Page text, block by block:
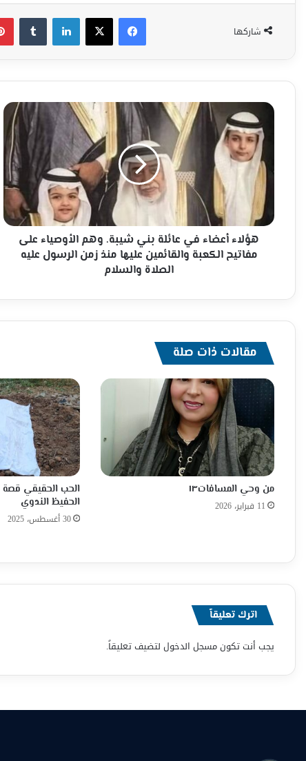
شاركها
فيسبوك‫X لينكدإن
هؤلاء
أعضاء
في
عائلة
بني
شيبة.
وهم
الأوصياء
على
مفاتيح
الكعبة
منذ
الرسول
عليه
الصلاة
والسلام
هؤلاء أعضاء في عائلة بني شيبة. وهم الأوصياء على
مفاتيح الكعبة والقائمين عليها منذ زمن الرسول عليه
الصلاة والسلام
مقالات ذات صلة
من وحي المسافات١٣
11 فبراير، 2026
الحب الحقيقي قصة
الحفيظ الندوي
30 أغسطس، 2025
اترك تعليقاً
يجب أنت تكونمسجل الدخول لتضيف تعليقاً.